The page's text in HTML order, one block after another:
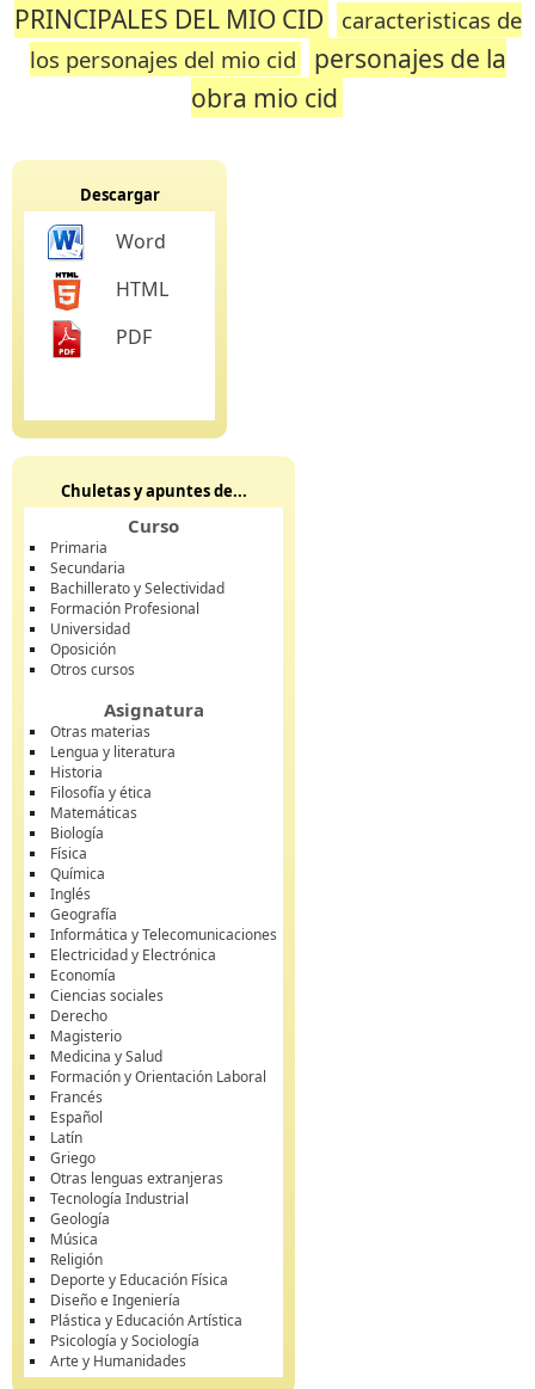
PRINCIPALES DEL MIO CID
caracteristicas de
los personajes del mio cid
personajes de la
obra mio cid
Descargar
Word
HTML
PDF
Chuletas y apuntes de...
Curso
Primaria
Secundaria
Bachillerato y Selectividad
Formación Profesional
Universidad
Oposición
Otros cursos
Asignatura
Otras materias
Lengua y literatura
Historia
Filosofía y ética
Matemáticas
Biología
Física
Química
Inglés
Geografía
Informática y Telecomunicaciones
Electricidad y Electrónica
Economía
Ciencias sociales
Derecho
Magisterio
Medicina y Salud
Formación y Orientación Laboral
Francés
Español
Latín
Griego
Otras lenguas extranjeras
Tecnología Industrial
Geología
Música
Religión
Deporte y Educación Física
Diseño e Ingeniería
Plástica y Educación Artística
Psicología y Sociología
Arte y Humanidades